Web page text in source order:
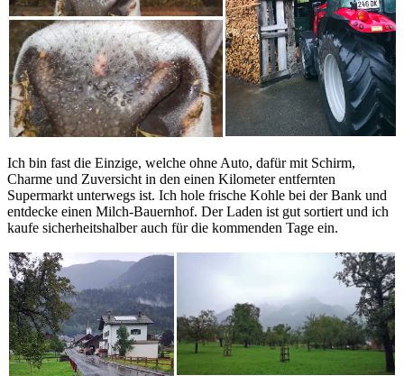
Ich bin fast die Einzige, welche ohne Auto, dafür mit Schirm,
Charme und Zuversicht in den einen Kilometer entfernten
Supermarkt unterwegs ist. Ich hole frische Kohle bei der Bank und
entdecke einen Milch-Bauernhof. Der Laden ist gut sortiert und ich
kaufe sicherheitshalber auch für die kommenden Tage ein.